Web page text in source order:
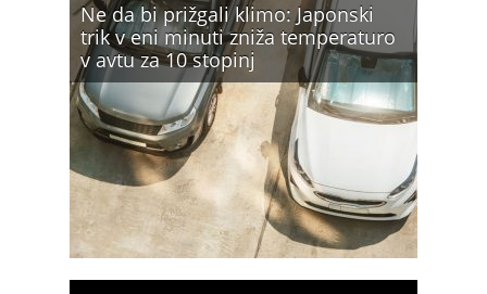
Ne da bi prižgali klimo: Japonski
trik v eni minuti zniža temperaturo
v avtu za 10 stopinj